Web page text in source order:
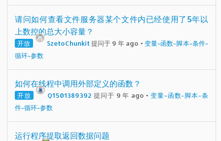
请问如何查看文件服务器某个文件内已经使用了5年以
上数控的总大小容量？
开放 SzetoChunkit 提问于 9 年 ago • 变量-函数-脚本-条件-
循环-参数
如何在线程中调用外部定义的函数？
开放 Q1501389392 提问于 9 年 ago • 变量-函数-脚本-条
件-循环-参数
运行程序提取返回数据问题